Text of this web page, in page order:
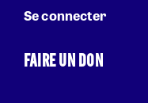
Se connecter
FAIRE UN DON